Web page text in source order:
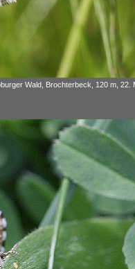
Wald, Brochterbeck, 120 m, 22.